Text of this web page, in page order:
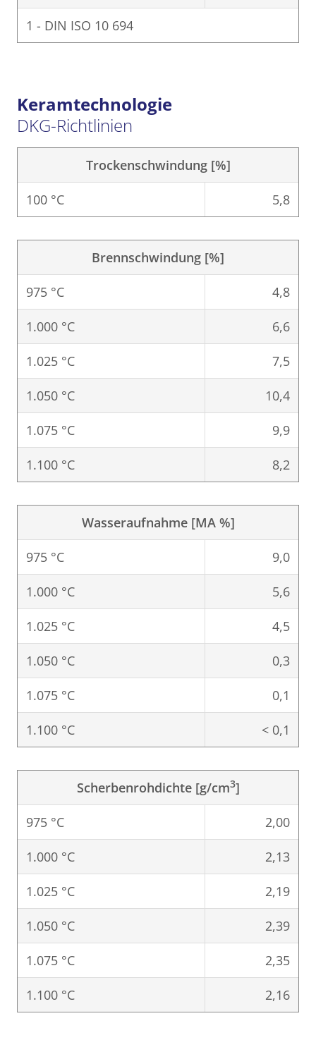
1 - DIN ISO 10 694
Keramtechnologie
DKG-Richtlinien
Trockenschwindung [%]
100 °C 5,8
Brennschwindung [%]
975 °C 4,8
1.000 °C 6,6
1.025 °C 7,5
1.050 °C 10,4
1.075 °C 9,9
1.100 °C 8,2
Wasseraufnahme [MA %]
975 °C 9,0
1.000 °C 5,6
1.025 °C 4,5
1.050 °C 0,3
1.075 °C 0,1
1.100 °C < 0,1
Scherbenrohdichte [g/cm3]
975 °C 2,00
1.000 °C 2,13
1.025 °C 2,19
1.050 °C 2,39
1.075 °C 2,35
1.100 °C 2,16